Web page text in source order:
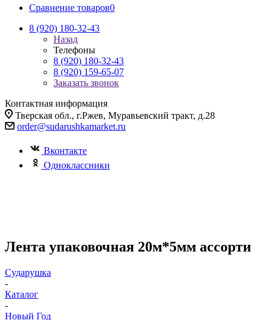
Сравнение товаров0
8 (920) 180-32-43
Назад
Телефоны
8 (920) 180-32-43
8 (920) 159-65-07
Заказать звонок
Контактная информация
Тверская обл., г.Ржев, Муравьевский тракт, д.28
order@sudarushkamarket.ru
Вконтакте
Одноклассники
Лента упаковочная 20м*5мм ассорти
Сударушка
-
Каталог
-
Новый Год